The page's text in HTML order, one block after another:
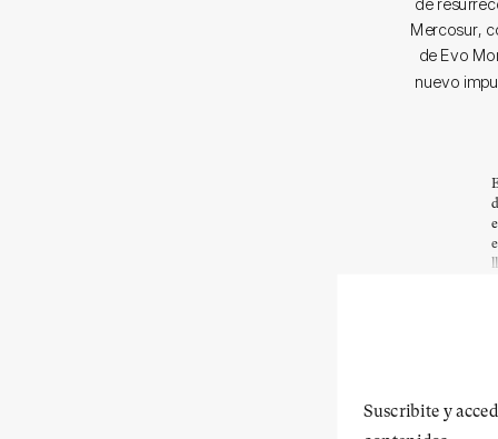
Mercosur,
de Evo
nuevo
Suscribite y